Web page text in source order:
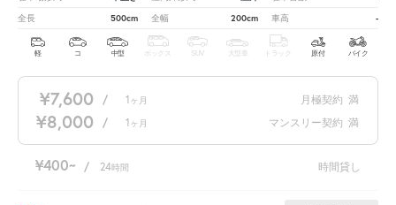
全長 500cm 全幅 200cm 車高 -
軽 コ 中型 ボックス SUV 大型車 トラック 原付 バイク
¥7,600 / 1 ヶ月 月極契約 満
¥8,000 / 1 ヶ月 マンスリー契約 満
¥400 / 24時間 時間貸し